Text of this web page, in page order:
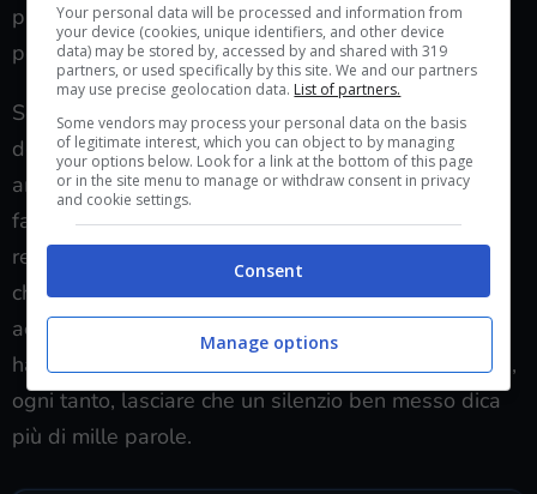
può chiedere aiuto. Che si può dire ho paura senza
perdere la faccia.
Se n’è andata dopo due anni di lotta lenta e
dolorosa. A 66 anni. In punta di piedi, com’era
arrivata in scena ogni sera, quando lo studio si
faceva quieto e la cronaca diventava ascolto. Oggi
resta una domanda semplice, più attuale che mai:
che cosa chiediamo davvero alla TV quando
accendiamo il telecomando? Forse quello che lei ci
ha insegnato. Vedere meglio, per giudicare meno. E,
ogni tanto, lasciare che un silenzio ben messo dica
più di mille parole.
Your personal data will be processed and information from
your device (cookies, unique identifiers, and other device
data) may be stored by, accessed by and shared with 319
partners, or used specifically by this site. We and our partners
may use precise geolocation data. List of partners.
Some vendors may process your personal data on the basis
of legitimate interest, which you can object to by managing
your options below. Look for a link at the bottom of this page
or in the site menu to manage or withdraw consent in privacy
and cookie settings.
Consent
Manage options